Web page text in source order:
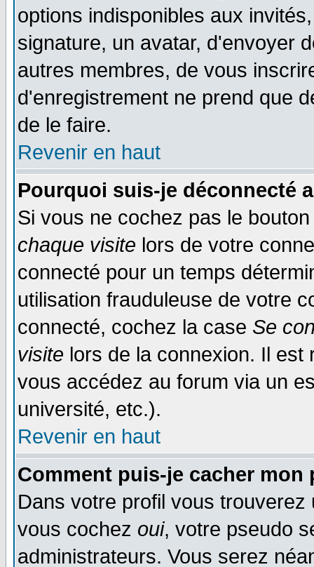
options indisponibles aux
signature, un avatar, d'envoyer
autres membres, de vous
d'enregistrement ne prend que
de le faire.
Revenir en haut
Pourquoi suis-je déconnecté
Si vous ne cochez pas le
chaque visite lors de votre
connecté pour un temps
utilisation frauduleuse de votre
connecté, cochez la case Se
visite lors de la connexion. Il
vous accédez au forum via un
université, etc.).
Revenir en haut
Comment puis-je cacher
Dans votre profil vous
vous cochez oui, votre pseudo
administrateurs. Vous serez